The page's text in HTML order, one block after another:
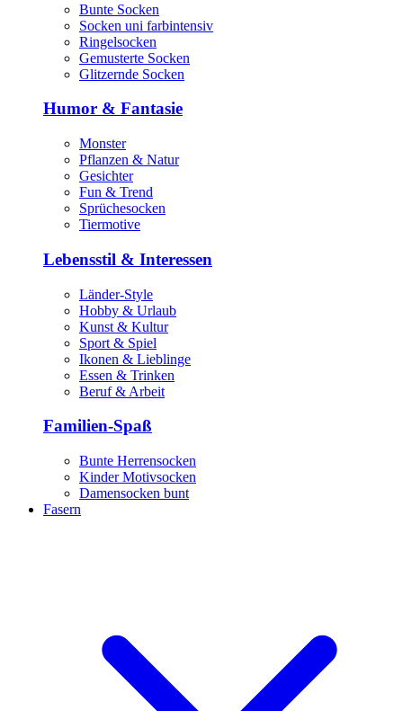
Bunte Socken
Socken uni farbintensiv
Ringelsocken
Gemusterte Socken
Glitzernde Socken
Humor & Fantasie
Monster
Pflanzen & Natur
Gesichter
Fun & Trend
Sprüchesocken
Tiermotive
Lebensstil & Interessen
Länder-Style
Hobby & Urlaub
Kunst & Kultur
Sport & Spiel
Ikonen & Lieblinge
Essen & Trinken
Beruf & Arbeit
Familien-Spaß
Bunte Herrensocken
Kinder Motivsocken
Damensocken bunt
Fasern